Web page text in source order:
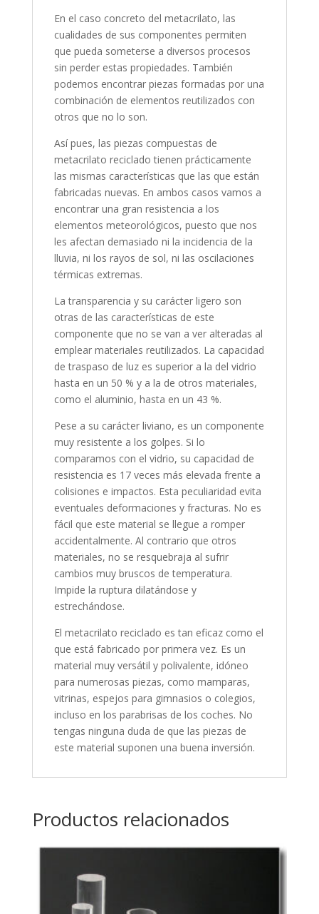
En el caso concreto del metacrilato, las
cualidades de sus componentes permiten
que pueda someterse a diversos procesos
sin perder estas propiedades. También
podemos encontrar piezas formadas por una
combinación de elementos reutilizados con
otros que no lo son.
Así pues, las piezas compuestas de
metacrilato reciclado tienen prácticamente
las mismas características que las que están
fabricadas nuevas. En ambos casos vamos a
encontrar una gran resistencia a los
elementos meteorológicos, puesto que nos
les afectan demasiado ni la incidencia de la
lluvia, ni los rayos de sol, ni las oscilaciones
térmicas extremas.
La transparencia y su carácter ligero son
otras de las características de este
componente que no se van a ver alteradas al
emplear materiales reutilizados. La capacidad
de traspaso de luz es superior a la del vidrio
hasta en un 50 % y a la de otros materiales,
como el aluminio, hasta en un 43 %.
Pese a su carácter liviano, es un componente
muy resistente a los golpes. Si lo
comparamos con el vidrio, su capacidad de
resistencia es 17 veces más elevada frente a
colisiones e impactos. Esta peculiaridad evita
eventuales deformaciones y fracturas. No es
fácil que este material se llegue a romper
accidentalmente. Al contrario que otros
materiales, no se resquebraja al sufrir
cambios muy bruscos de temperatura.
Impide la ruptura dilatándose y
estrechándose.
El metacrilato reciclado es tan eficaz como el
que está fabricado por primera vez. Es un
material muy versátil y polivalente, idóneo
para numerosas piezas, como mamparas,
vitrinas, espejos para gimnasios o colegios,
incluso en los parabrisas de los coches. No
tengas ninguna duda de que las piezas de
este material suponen una buena inversión.
Productos relacionados